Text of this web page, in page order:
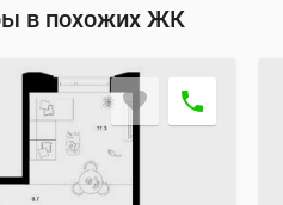
в похожих ЖК